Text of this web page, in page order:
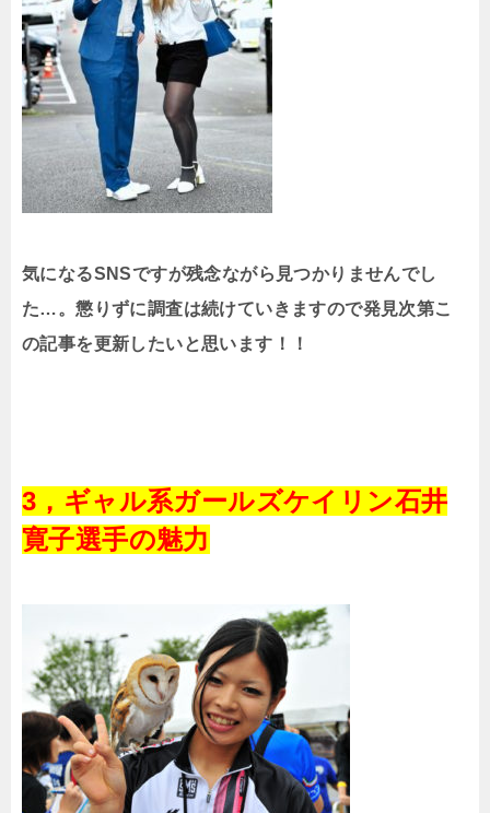
気になるSNSですが残念ながら見つかりませんでし
た…。懲りずに調査は続けていきますので発見次第こ
の記事を更新したいと思います！！
3，ギャル系ガールズケイリン石井
寛子選手の魅力